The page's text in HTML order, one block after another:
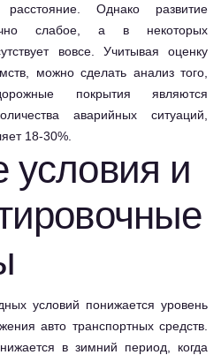
Однако развитие
слабое, а в некоторых
вовсе. Учитывая оценку
можно сделать анализ того,
покрытия являются
аварийных ситуаций,
18-30%.
условия и
условий понижается уровень
авто транспортных средств.
в зимний период, когда